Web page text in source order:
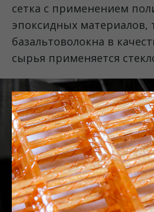
сетка с применением
эпоксидных материалов,
базальтоволокна в
сырья применяется